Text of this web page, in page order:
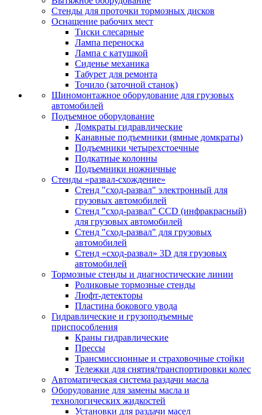
Стенды для проточки тормозных дисков
Оснащение рабочих мест
Тиски слесарные
Лампа переноска
Лампа с катушкой
Сиденье механика
Табурет для ремонта
Точило (заточной станок)
Шиномонтажное оборудование для грузовых
автомобилей
Подъемное оборудование
Домкраты гидравлические
Канавные подъемники (ямные домкраты)
Подъемники четырехстоечные
Подкатные колонны
Подъемники ножничные
Стенды «развал-схождение»
Стенд "сход-развал" электронный для
грузовых автомобилей
Стенд "сход-развал" CCD (инфракрасный)
для грузовых автомобилей
Стенд "сход-развал" для грузовых
автомобилей
Стенд «сход-развал» 3D для грузовых
автомобилей
Тормозные стенды и диагностические линии
Роликовые тормозные стенды
Люфт-детекторы
Пластина бокового увода
Гидравлические и грузоподъемные
приспособления
Краны гидравлические
Прессы
Трансмиссионные и страховочные стойки
Тележки для снятия/транспортировки колес
Автоматическая система раздачи масла
Оборудование для замены масла и
технологических жидкостей
Установки для раздачи масел